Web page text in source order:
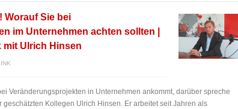
Worauf Sie bei
im Unternehmen achten sollten |
mit Ulrich Hinsen
Veränderungsprojekten in Unternehmen ankommt, darüber spreche
geschätzten Kollegen Ulrich Hinsen. Er arbeitet seit Jahren als